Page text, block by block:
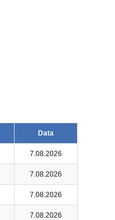
Data
7.08.2026
7.08.2026
7.08.2026
7.08.2026